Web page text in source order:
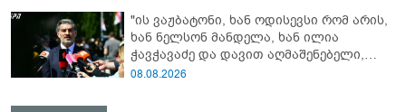
რაც მოხდა, ეს იყო ის, რომ სააკაშვილის
რეჟიმმა დაბომბა ცხინვალი"
"ის ვაჟბატონი, ხან ოდისევსი რომ არის,
ხან ნელსონ მანდელა, ხან ილია
ჭავჭავაძე და დავით აღმაშენებელი,
სინამდვილეში, ერთი საცოდავი,
08.08.2026